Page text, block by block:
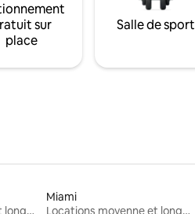
sur
place
Salle de sport
Locations moyenne et longue durée
Miami
Locations moyenne et longue durée